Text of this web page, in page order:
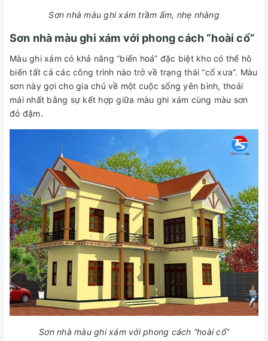
Sơn nhà màu ghi xám trầm ấm, nhẹ nhàng
Sơn nhà màu ghi xám với phong cách “hoài cổ”
Màu ghi xám có khả năng “biến hoá” đặc biệt kho có thể hô
biến tất cả các công trình nào trở về trạng thái “cổ xưa”. Màu
sơn này gợi cho gia chủ về một cuộc sống yên bình, thoải
mái nhất bằng sự kết hợp giữa màu ghi xám cùng màu sơn
đỏ đậm.
Sơn nhà màu ghi xám với phong cách “hoài cổ”